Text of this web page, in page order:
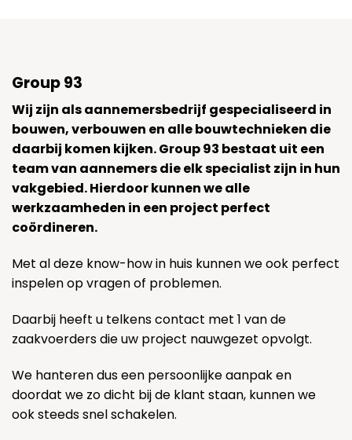
Group 93
Wij zijn als aannemersbedrijf gespecialiseerd in
bouwen, verbouwen en alle bouwtechnieken die
daarbij komen kijken. Group 93 bestaat uit een
team van aannemers die elk specialist zijn in hun
vakgebied. Hierdoor kunnen we alle
werkzaamheden in een project perfect
coördineren.
Met al deze know-how in huis kunnen we ook perfect
inspelen op vragen of problemen.
Daarbij heeft u telkens contact met 1 van de
zaakvoerders die uw project nauwgezet opvolgt.
We hanteren dus een persoonlijke aanpak en
doordat we zo dicht bij de klant staan, kunnen we
ook steeds snel schakelen.